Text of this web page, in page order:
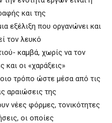
και της
εξέλιξη που οργανώνει και
τον λευκό
καμβά, χωρίς να τον
και οι «χαράξεις»
τρόπο ώστε μέσα από τις
αραιώσεις της
νέες φόρμες, τονικότητες
οι οποίες